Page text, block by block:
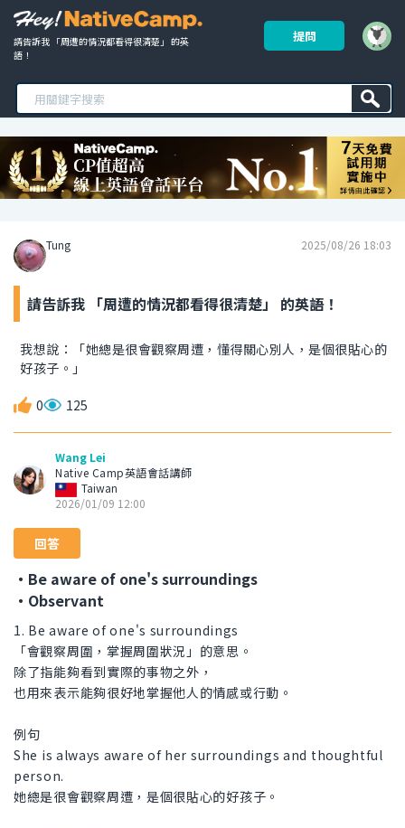
請告訴我 「周遭的情況都看得很清楚」 的英
語！
提問
Tung 2025/08/26 18:03
請告訴我 「周遭的情況都看得很清楚」 的英語！
我想說：「她總是很會觀察周遭，懂得關心別人，是個很貼心的
好孩子。」
0 125
Wang Lei
Native Camp英語會話講師
Taiwan
2026/01/09 12:00
回答
・Be aware of one's surroundings
・Observant
1. Be aware of one's surroundings
「會觀察周圍，掌握周圍狀況」的意思。
除了指能夠看到實際的事物之外，
也用來表示能夠很好地掌握他人的情感或行動。
例句
She is always aware of her surroundings and thoughtful
person.
她總是很會觀察周遭，是個很貼心的好孩子。